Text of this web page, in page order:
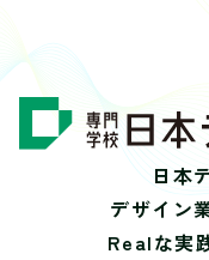
日本
デザイン
Realな実